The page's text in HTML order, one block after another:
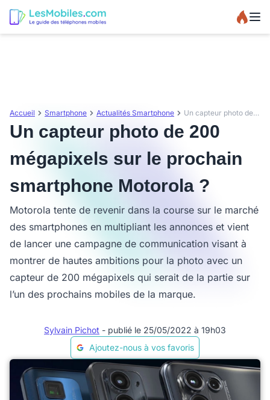
Accueil Smartphone Actualités Smartphone Un capteur photo de 200 mégapixels sur le prochain smartphone Motorola ?
Un capteur photo de 200
mégapixels sur le prochain
smartphone Motorola ?
Motorola tente de revenir dans la course sur le marché
des smartphones en multipliant les annonces et vient
de lancer une campagne de communication visant à
montrer de hautes ambitions pour la photo avec un
capteur de 200 mégapixels qui serait de la partie sur
l’un des prochains mobiles de la marque.
Sylvain Pichot - publié le 25/05/2022 à 19h03
Ajoutez-nous à vos favoris